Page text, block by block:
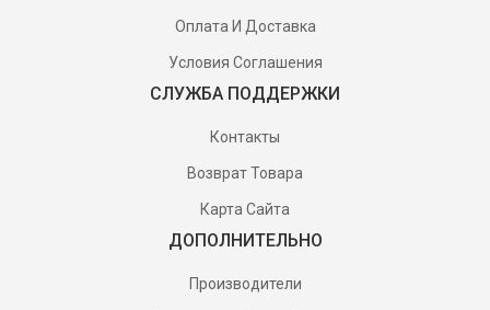
Оплата И Доставка
Условия Соглашения
СЛУЖБА ПОДДЕРЖКИ
Контакты
Возврат Товара
Карта Сайта
ДОПОЛНИТЕЛЬНО
Производители